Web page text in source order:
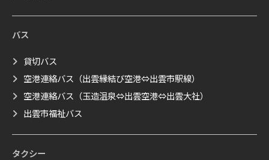
バス
貸切バス
空港連絡バス（出雲縁結び空港⇔出雲市駅線）
空港連絡バス（玉造温泉⇔出雲空港⇔出雲大社）
出雲市福祉バス
タクシー